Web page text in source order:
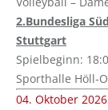
2.Bundesliga
Stuttgart
Spielbeginn:
Sporthalle Höll-
04. Oktober 2026